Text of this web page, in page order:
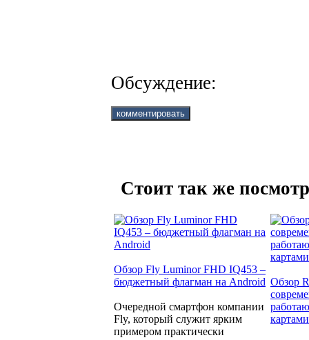
Обсуждение:
Стоит так же
Обзор Fly Luminor FHD IQ453 –
бюджетный флагман на Android
Очередной смартфон компании
Fly, который служит ярким
примером практически
Обзор
картами